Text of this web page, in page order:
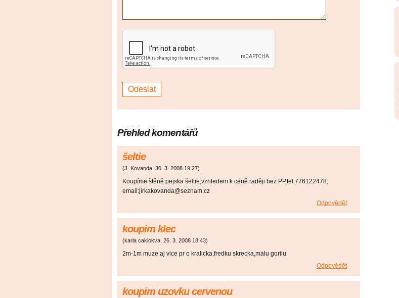
Přehled komentářů
šeltie
(J. Kovanda 30. 3. 2008 19:27)
Koupíme štěně pejska šeltie,vzhledem k ceně raději bez PP,tel:776122478,
email:jirkakovanda@seznam.cz
Odpovědět
koupim klec
(karla cakiokva 26. 3. 2008 18:43)
2m-1m muze aj vice pr o kralicka,fredku skrecka,malu gorilu
Odpovědět
koupim uzovku cervenou